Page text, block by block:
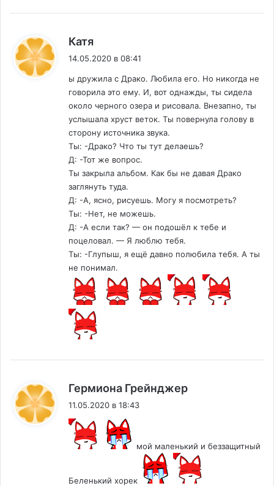
Катя
14.05.2020 в 08:41
ы дружила с Драко. Любила его. Но никогда не
говорила это ему. И, вот однажды, ты сидела
около черного озера и рисовала. Внезапно, ты
услышала хруст веток. Ты повернула голову в
сторону источника звука.
Ты: -Драко? Что ты тут делаешь?
Д: -Тот же вопрос.
Ты закрыла альбом. Как бы не давая Драко
заглянуть туда.
Д: -А, ясно, рисуешь. Могу я посмотреть?
Ты: -Нет, не можешь.
Д: -А если так? — он подошёл к тебе и
поцеловал. — Я люблю тебя.
Ты: -Глупыш, я ещё давно полюбила тебя. А ты
не понимал.
Гермиона Грейнджер
11.05.2020 в 18:43
мой маленький и беззащитный
Беленький хорек